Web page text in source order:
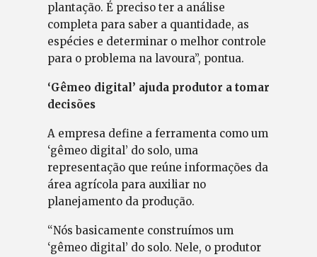
plantação. É preciso ter a análise
completa para saber a quantidade, as
espécies e determinar o melhor controle
para o problema na lavoura”, pontua.
‘Gêmeo digital’ ajuda produtor a tomar
decisões
A empresa define a ferramenta como um
‘gêmeo digital’ do solo, uma
representação que reúne informações da
área agrícola para auxiliar no
planejamento da produção.
“Nós basicamente construímos um
‘gêmeo digital’ do solo. Nele, o produtor